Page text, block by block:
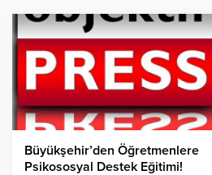
Büyükşehir’den Öğretmenlere
Psikososyal Destek Eğitimi!